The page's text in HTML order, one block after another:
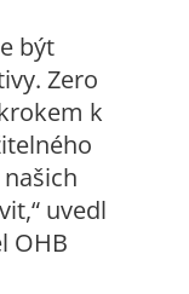
být
Zero
k
uvedl
OHB